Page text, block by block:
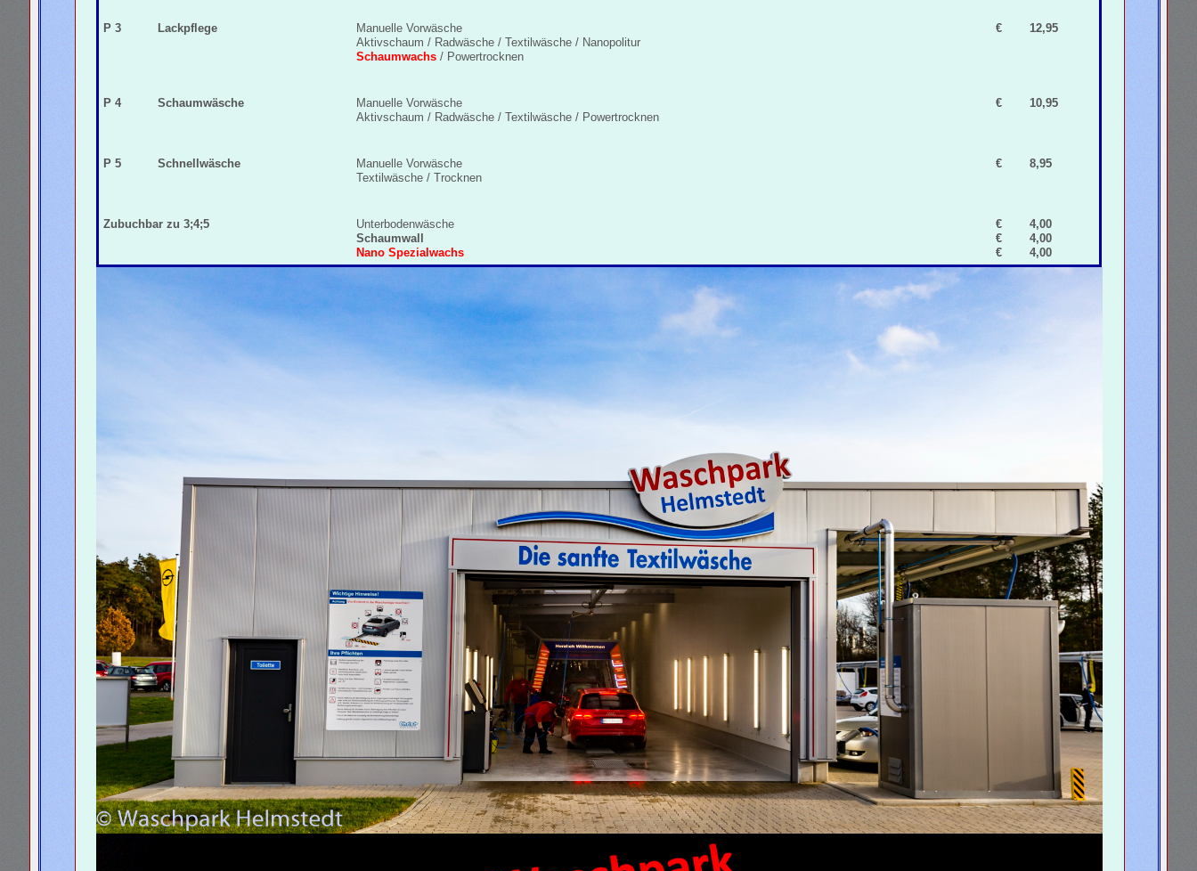
P 3 Lackpflege
Manuelle Vorwäsche
Aktivschaum / Radwäsche / Textilwäsche / Nanopolitur
Schaumwachs / Powertrocknen
€ 12,95
P 4 Schaumwäsche
Manuelle Vorwäsche
Aktivschaum / Radwäsche / Textilwäsche / Powertrocknen
€ 10,95
P 5 Schnellwäsche
Manuelle Vorwäsche
Textilwäsche / Trocknen
€ 8,95
Zubuchbar zu 3;4;5
Unterbodenwäsche
Schaumwall
Nano Spezialwachs
€
€
€
4,00
4,00
4,00